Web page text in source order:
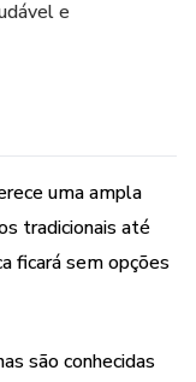
e
uma ampla
tradicionais até
ficará sem opções
são conhecidas